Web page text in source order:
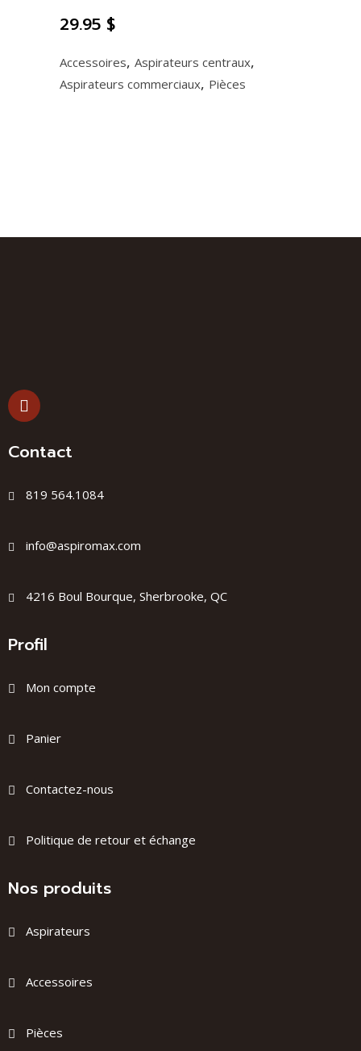
Accessoires, Aspirateurs centraux,
Aspirateurs commerciaux, Pièces
29.95 $
Contact
819 564.1084
info@aspiromax.com
4216 Boul Bourque, Sherbrooke, QC
Profil
Mon compte
Panier
Contactez-nous
Politique de retour et échange
Nos produits
Aspirateurs
Accessoires
Pièces